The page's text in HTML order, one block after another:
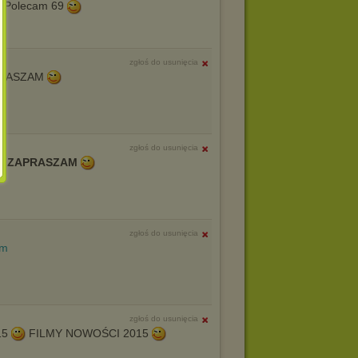
Polecam 69
zgłoś do usunięcia
zgłoś do usunięcia
ZAPRASZAM
zgłoś do usunięcia
zgłoś do usunięcia
FILMY NOWOŚCI 2015